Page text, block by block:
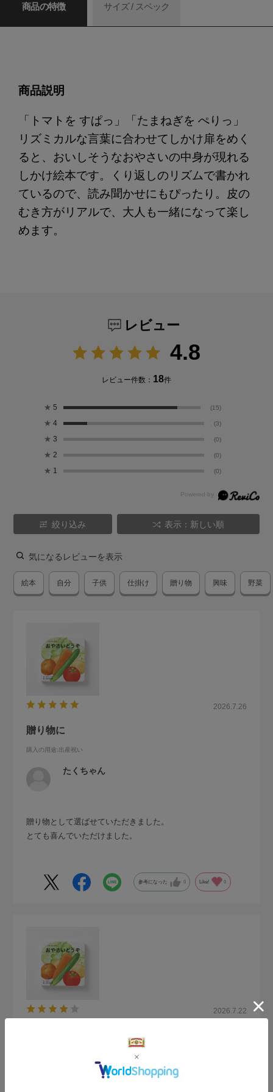
商品の特徴 サイズ / スペック
商品説明
「トマトを すぱっ」「たまねぎを ぺりっ」
リズミカルな言葉に合わせてしかけ扉をめく
ると、おいしそうなおやさいの中身が現れる
しかけ絵本です。くり返しのリズムで書かれ
ているので、読み聞かせにもぴったり。皮の
むき方がリアルで、大人も一緒になって楽し
めます。
レビュー
4.8
レビュー件数： 18件
★ 5 (15)
★ 4 (3)
★ 3 (0)
★ 2 (0)
★ 1 (0)
絞り込み 表示：新しい順
気になるレビューを表示
絵本 自分 子供 仕掛け 贈り物 興味 野菜
2026.7.26
贈り物に
購入の用途:出産祝い
たくちゃん
贈り物として選ばせていただきました。
とても喜んでいただけました。
参考になった 0 Like! 0
2026.7.22